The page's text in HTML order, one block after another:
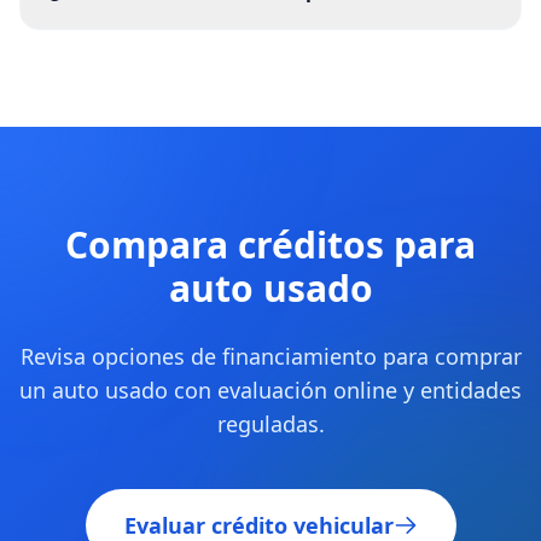
Compara créditos para
auto usado
Revisa opciones de financiamiento para comprar
un auto usado con evaluación online y entidades
reguladas.
Evaluar crédito vehicular